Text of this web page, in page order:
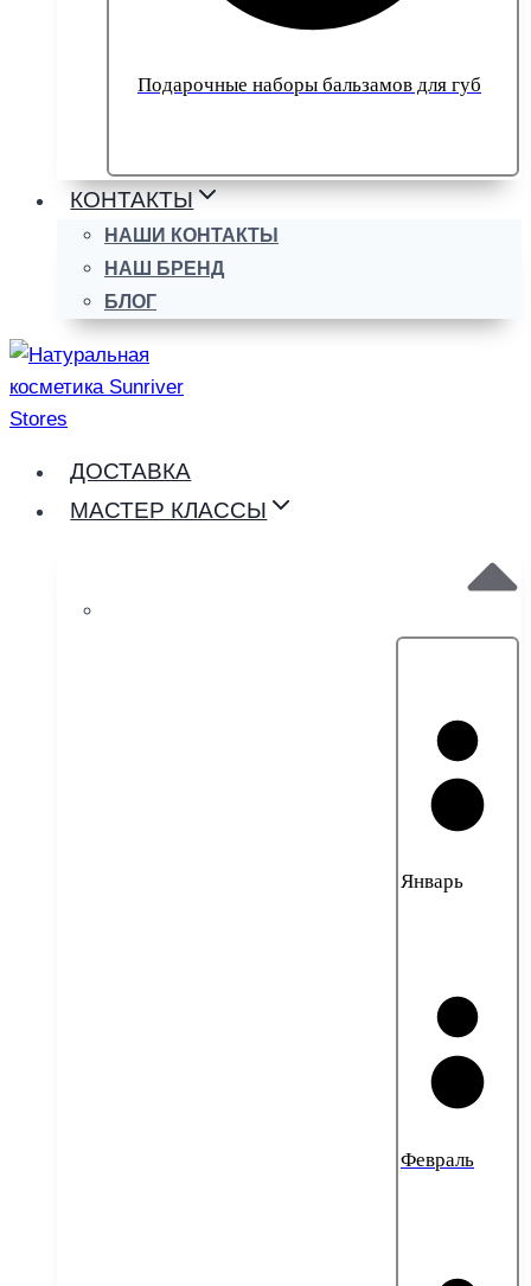
Подарочные наборы бальзамов для губ
КОНТАКТЫ
НАШИ КОНТАКТЫ
НАШ БРЕНД
БЛОГ
ДОСТАВКА
МАСТЕР КЛАССЫ
Январь
Февраль